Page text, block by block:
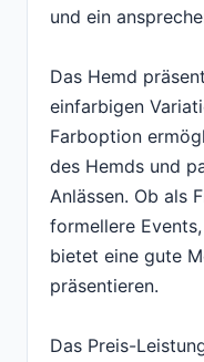
und ein
Das Hemd
einfarbigen
Farboption
des Hemds und
Anlässen. Ob als
formellere
bietet eine gute
präsentieren.
Das Preis-